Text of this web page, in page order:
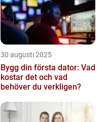
30 augusti 2025
Bygg din första dator: Vad
kostar det och vad
behöver du verkligen?